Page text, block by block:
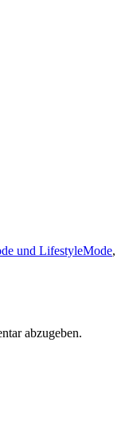
und LifestyleMode,
abzugeben.